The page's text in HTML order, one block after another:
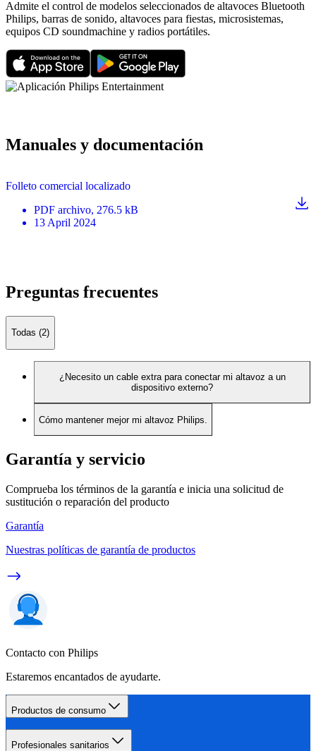
Admite el control de modelos seleccionados de altavoces Bluetooth
Philips, barras de sonido, altavoces para fiestas, microsistemas,
equipos CD soundmachine y radios portátiles.
Manuales y documentación
Folleto comercial localizado
PDF archivo, 276.5 kB
13 April 2024
Preguntas frecuentes
Todas (2)
¿Necesito un cable extra para conectar mi altavoz a un
dispositivo externo?
Cómo mantener mejor mi altavoz Philips.
Garantía y servicio
Comprueba los términos de la garantía e inicia una solicitud de
sustitución o reparación del producto
Garantía
Nuestras políticas de garantía de productos
Contacto con Philips
Estaremos encantados de ayudarte.
Productos de consumo
Profesionales sanitarios